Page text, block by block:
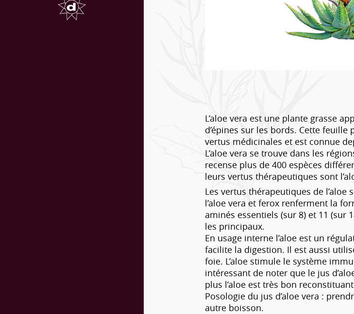
L’aloe vera est une plante grasse
d’épines sur les bords. Cette
vertus médicinales et est connue
L’aloe vera se trouve dans les
recense plus de 400 espèces
leurs vertus thérapeutiques sont
Les vertus thérapeutiques de
l’aloe vera et ferox renferment la
aminés essentiels (sur 8) et 11 (sur
les principaux.
En usage interne l’aloe est un
facilite la digestion. Il est aussi
foie. L’aloe stimule le système
intéressant de noter que le jus
plus l’aloe est très bon
Posologie du jus d’aloe vera :
autre boisson.